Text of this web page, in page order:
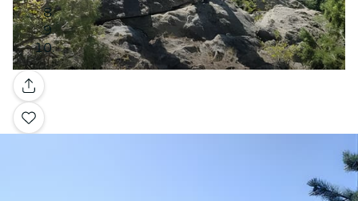
Galería